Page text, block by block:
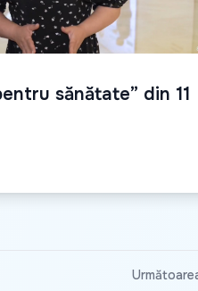
sănătate” din 11